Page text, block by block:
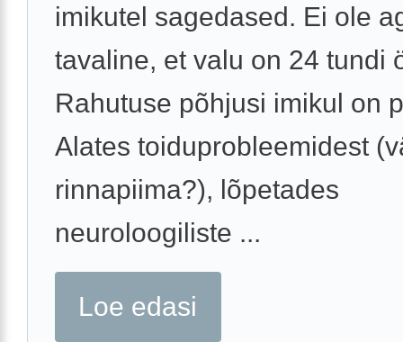
imikutel sagedased. Ei ole
tavaline, et valu on 24 tundi
Rahutuse põhjusi imikul on
Alates toiduprobleemidest
rinnapiima?), lõpetades
neuroloogiliste ...
Loe edasi